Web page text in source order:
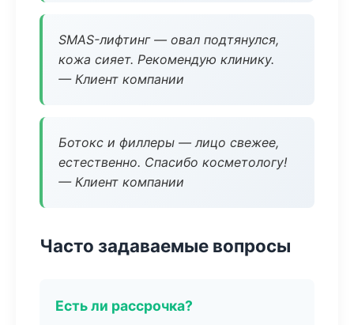
SMAS-лифтинг — овал подтянулся,
кожа сияет. Рекомендую клинику.
— Клиент компании
Ботокс и филлеры — лицо свежее,
естественно. Спасибо косметологу!
— Клиент компании
Часто задаваемые вопросы
Есть ли рассрочка?